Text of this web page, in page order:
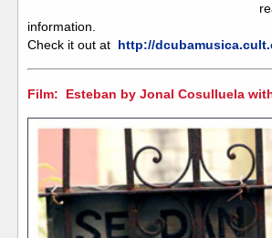
information.
Check it out at http://
Film: Esteban by Jonal Cosulluela